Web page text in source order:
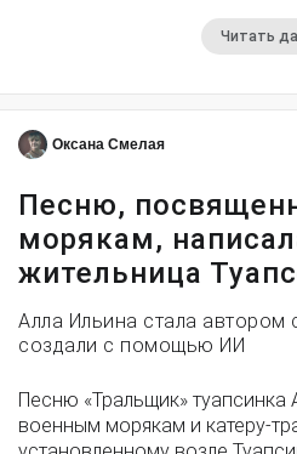
Читать
Оксана Смелая
Песню,
морякам,
жительница
Алла Ильина стала автором
создали с помощью ИИ
Песню «Тральщик» туапсинка
военным морякам и катеру-